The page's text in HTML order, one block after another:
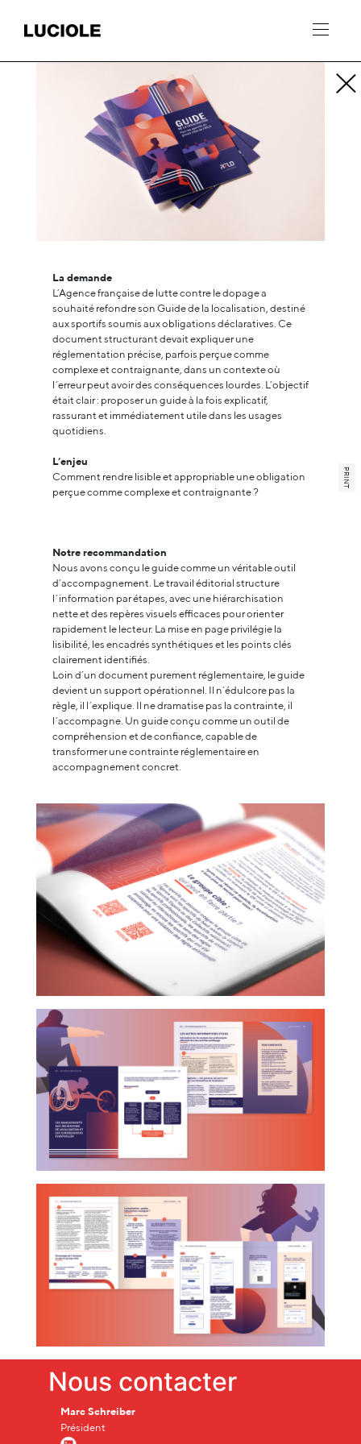
PRINT
La demande
L’Agence française de lutte contre le dopage a
souhaité refondre son Guide de la localisation, destiné
aux sportifs soumis aux obligations déclaratives. Ce
document structurant devait expliquer une
réglementation précise, parfois perçue comme
complexe et contraignante, dans un contexte où
l’erreur peut avoir des conséquences lourdes. L’objectif
était clair : proposer un guide à la fois explicatif,
rassurant et immédiatement utile dans les usages
quotidiens.
L’enjeu
Comment rendre lisible et appropriable une obligation
perçue comme complexe et contraignante ?
Notre recommandation
Nous avons conçu le guide comme un véritable outil
d’accompagnement. Le travail éditorial structure
l’information par étapes, avec une hiérarchisation
nette et des repères visuels efficaces pour orienter
rapidement le lecteur. La mise en page privilégie la
lisibilité, les encadrés synthétiques et les points clés
clairement identifiés.
Loin d’un document purement réglementaire, le guide
devient un support opérationnel. Il n’édulcore pas la
règle, il l’explique. Il ne dramatise pas la contrainte, il
l’accompagne. Un guide conçu comme un outil de
compréhension et de confiance, capable de
transformer une contrainte réglementaire en
accompagnement concret.
Nous contacter
Marc Schreiber
Président